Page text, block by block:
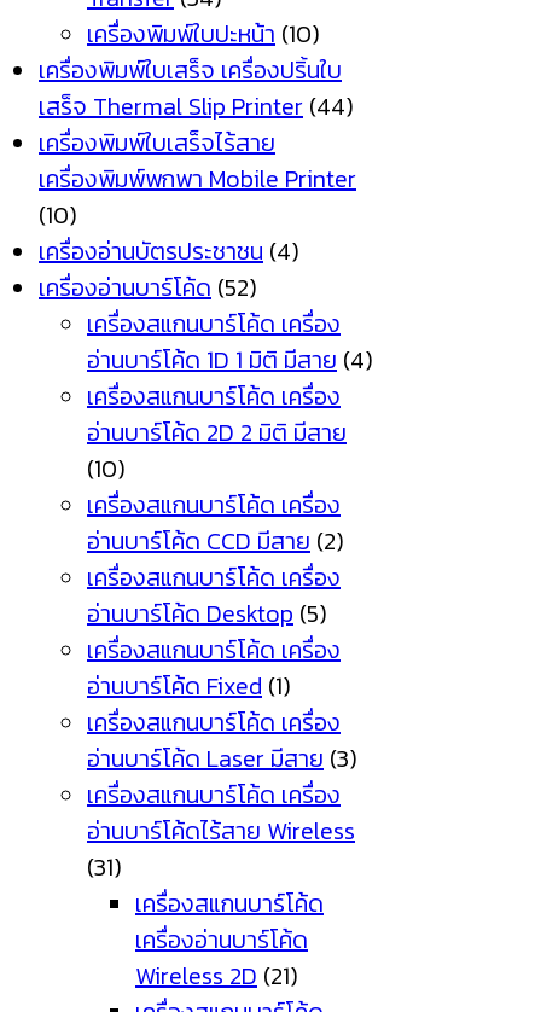
เครื่องพิมพ์ใบปะหน้า (10)
เครื่องพิมพ์ใบเสร็จ เครื่องปริ้นใบ
เสร็จ Thermal Slip Printer (44)
เครื่องพิมพ์ใบเสร็จไร้สาย
เครื่องพิมพ์พกพา Mobile Printer
(10)
เครื่องอ่านบัตรประชาชน (4)
เครื่องอ่านบาร์โค้ด (52)
เครื่องสแกนบาร์โค้ด เครื่อง
อ่านบาร์โค้ด 1D 1 มิติ มีสาย (4)
เครื่องสแกนบาร์โค้ด เครื่อง
อ่านบาร์โค้ด 2D 2 มิติ มีสาย
(10)
เครื่องสแกนบาร์โค้ด เครื่อง
อ่านบาร์โค้ด CCD มีสาย (2)
เครื่องสแกนบาร์โค้ด เครื่อง
อ่านบาร์โค้ด Desktop (5)
เครื่องสแกนบาร์โค้ด เครื่อง
อ่านบาร์โค้ด Fixed (1)
เครื่องสแกนบาร์โค้ด เครื่อง
อ่านบาร์โค้ด Laser มีสาย (3)
เครื่องสแกนบาร์โค้ด เครื่อง
อ่านบาร์โค้ดไร้สาย Wireless
(31)
เครื่องสแกนบาร์โค้ด
เครื่องอ่านบาร์โค้ด
Wireless 2D (21)